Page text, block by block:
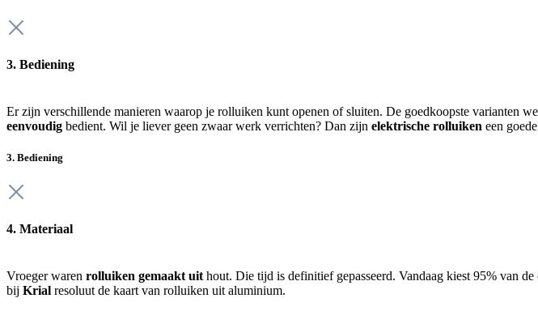
3. Bediening
Er zijn verschillende manieren waarop je rolluiken kunt openen of sluiten. De goedkoopste varianten
eenvoudig bedient. Wil je liever geen zwaar werk verrichten? Dan zijn elektrische rolluiken een
3. Bediening
4. Materiaal
Vroeger waren rolluiken gemaakt uit hout. Die tijd is definitief gepasseerd. Vandaag kiest 95% van
bij Krial resoluut de kaart van rolluiken uit aluminium.